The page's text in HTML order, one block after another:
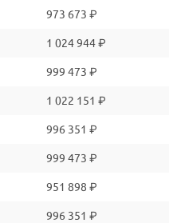
973 673 ₽
1 024 944 ₽
999 473 ₽
1 022 151 ₽
996 351 ₽
999 473 ₽
951 898 ₽
996 351 ₽